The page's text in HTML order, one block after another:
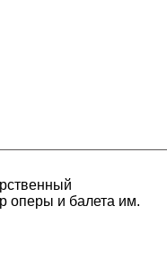
оперы и балета им.